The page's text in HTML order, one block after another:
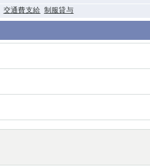
交通費支給 制服貸与
西麻布
橋本
北浦和（西口）